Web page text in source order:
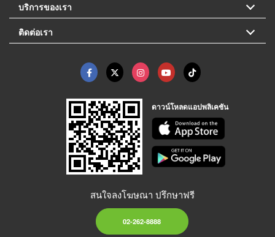
บริการของเรา
ติดต่อเรา
ดาวน์โหลดแอปพลิเคชัน
สนใจลงโฆษณา ปรึกษาฟรี
02-262-8888